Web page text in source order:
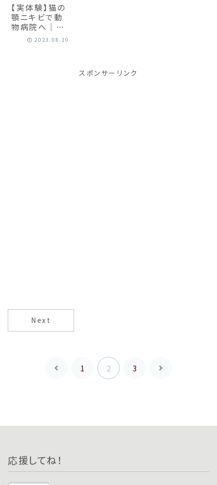
【実体験】猫の
顎ニキビで動
物病院へ｜
6.5kgムーちゃ
んも快適だっ
2023.08.10
スポンサーリンク
Next
前
1 2 3
次
応援してね！